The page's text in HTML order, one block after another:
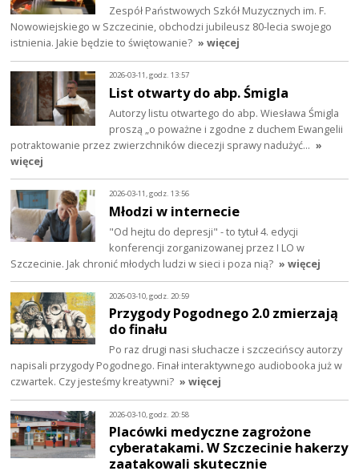
Zespół Państwowych Szkół Muzycznych im. F.
Nowowiejskiego w Szczecinie, obchodzi jubileusz 80-lecia swojego
istnienia. Jakie będzie to świętowanie? » więcej
2026-03-11, godz. 13:57
List otwarty do abp. Śmigla
Autorzy listu otwartego do abp. Wiesława Śmigla
proszą „o poważne i zgodne z duchem Ewangelii
potraktowanie przez zwierzchników diecezji sprawy nadużyć… »
więcej
2026-03-11, godz. 13:56
Młodzi w internecie
"Od hejtu do depresji" - to tytuł 4. edycji
konferencji zorganizowanej przez I LO w
Szczecinie. Jak chronić młodych ludzi w sieci i poza nią? » więcej
2026-03-10, godz. 20:59
Przygody Pogodnego 2.0 zmierzają
do finału
Po raz drugi nasi słuchacze i szczecińscy autorzy
napisali przygody Pogodnego. Finał interaktywnego audiobooka już w
czwartek. Czy jesteśmy kreatywni? » więcej
2026-03-10, godz. 20:58
Placówki medyczne zagrożone
cyberatakami. W Szczecinie hakerzy
zaatakowali skutecznie